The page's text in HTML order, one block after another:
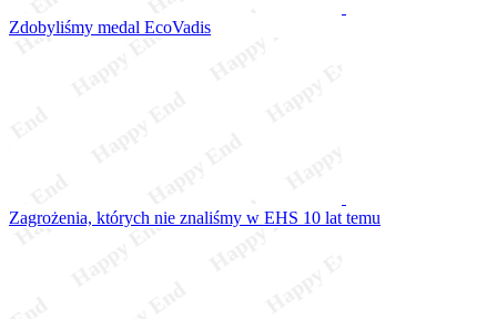
Zdobyliśmy medal EcoVadis
Zagrożenia, których nie znaliśmy w EHS 10 lat temu